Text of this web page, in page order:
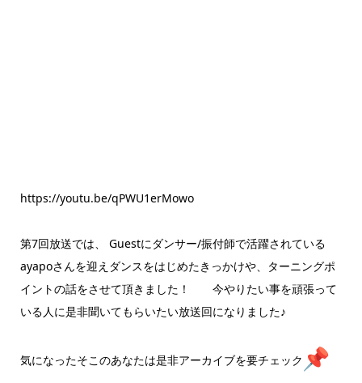
https://youtu.be/qPWU1erMowo
第7回放送では、 Guestにダンサー/振付師で活躍されている
ayapoさんを迎えダンスをはじめたきっかけや、ターニングポ
イントの話をさせて頂きました！ 今やりたい事を頑張って
いる人に是非聞いてもらいたい放送回になりました♪
気になったそこのあなたは是非アーカイブを要チェック